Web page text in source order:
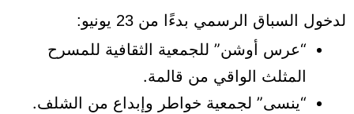
لدخول السباق الرسمي بدءًا من 23 يونيو:
“عرس أوشن” للجمعية الثقافية للمسرح
المثلث الواقي من قالمة.
“ينسى” لجمعية خواطر وإبداع من الشلف.